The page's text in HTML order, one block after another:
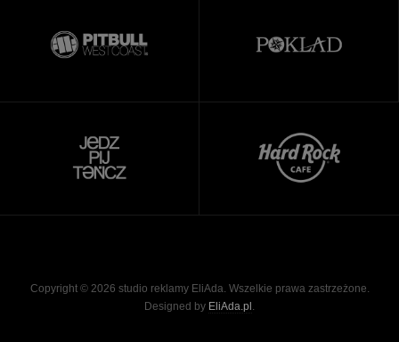
Copyright © 2026 studio reklamy EliAda. Wszelkie prawa zastrzeżone.
Designed by EliAda.pl .